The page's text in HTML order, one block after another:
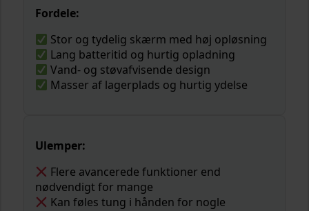
Fordele:
Stor og tydelig skærm med høj opløsning
Lang batteritid og hurtig opladning
Vand- og støvafvisende design
Masser af lagerplads og hurtig ydelse
Ulemper:
Flere avancerede funktioner end
nødvendigt for mange
Kan føles tung i hånden for nogle